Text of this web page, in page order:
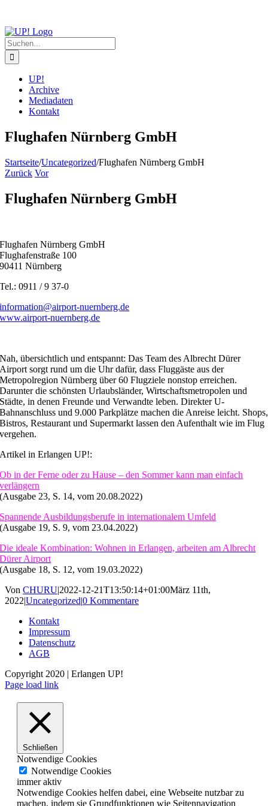
springen
Suche
nach:
UP!
Archive
Mediadaten
Kontakt
Flughafen Nürnberg GmbH
Startseite/Uncategorized/Flughafen Nürnberg GmbH
Zurück Vor
Flughafen Nürnberg GmbH
Flughafen Nürnberg GmbH
Flughafenstraße 100
90411 Nürnberg
Tel.: 0911 / 9 37-0
information@airport-nuernberg.de
www.airport-nuernberg.de
Nah, übersichtlich und entspannt: Das Team des Albrecht Dürer
Airport sorgt rund um die Uhr dafür, dass Fluggäste aus der
Metropolregion Nürnberg über 60 Flugziele nonstop erreichen.
Darunter die schönsten Urlaubsländer, Wirtschaftsmetropolen und
Städte, in denen Freunde und Verwandte leben. Direkter U-
Bahnanschluss und 9.000 Parkplätze machen die Anreise leicht. Shops,
Bistros, Restaurant und Supermarkt lassen den Aufenthalt wie im Flug
vergehen.
Artikel in Erlangen UP!:
Ob in der Ferne oder zu Hause – den Sommer kann man einfach
verlängern
(Ausgabe 23, S. 14, vom 20.08.2022)
Spannende Ausbildungsberufe in internationalem Umfeld
(Ausgabe 19, S. 9, vom 23.04.2022)
Die ideale Kombination: Wohnen in Erlangen, arbeiten am Albrecht
Dürer Airport
(Ausgabe 18, S. 12, vom 19.03.2022)
Von CHURU|2022-12-21T13:50:14+01:00März 11th,
2022|Uncategorized|0 Kommentare
Kontakt
Impressum
Datenschutz
AGB
Copyright 2020 | Erlangen UP!
Facebook
Instagram
Page load link
Schließen
Notwendige Cookies
Notwendige Cookies
immer aktiv
Notwendige Cookies helfen dabei, eine Webseite nutzbar zu
machen, indem sie Grundfunktionen wie Seitennavigation